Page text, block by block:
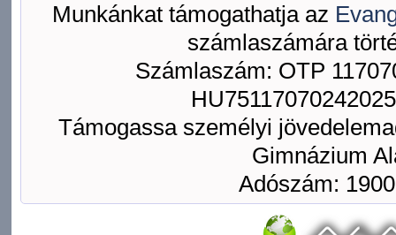
Munkánkat támogathatja az
számlaszámára
Számlaszám: OTP
Támogassa személyi
Gimnázium
Adószám: